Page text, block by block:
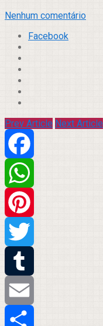
Nenhum comentário
Facebook
Prev Article Next Article
Facebook
WhatsApp
Pinterest
Twitter
Tumblr
Email